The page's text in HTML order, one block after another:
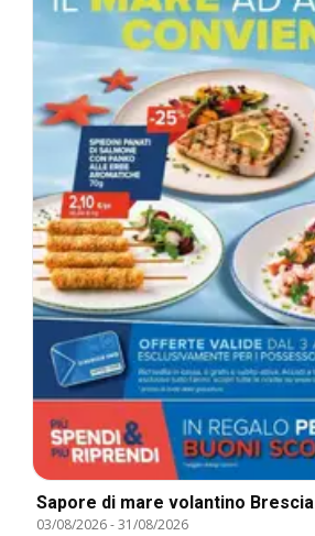
Sapore di mare volantino Brescia
03/08/2026-31/08/2026